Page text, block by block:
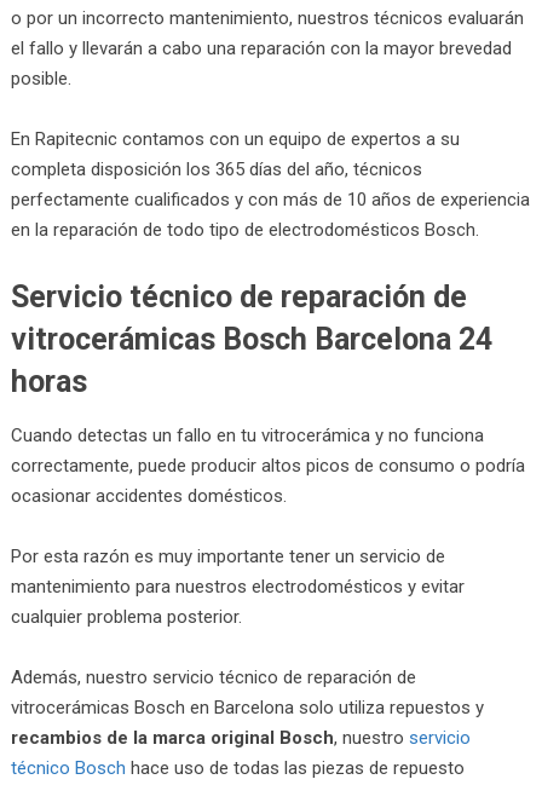
o por un incorrecto mantenimiento, nuestros técnicos evaluarán
el fallo y llevarán a cabo una reparación con la mayor brevedad
posible.
En Rapitecnic contamos con un equipo de expertos a su
completa disposición los 365 días del año, técnicos
perfectamente cualificados y con más de 10 años de experiencia
en la reparación de todo tipo de electrodomésticos Bosch.
Servicio técnico de reparación de
vitrocerámicas Bosch Barcelona 24
horas
Cuando detectas un fallo en tu vitrocerámica y no funciona
correctamente, puede producir altos picos de consumo o podría
ocasionar accidentes domésticos.
Por esta razón es muy importante tener un servicio de
mantenimiento para nuestros electrodomésticos y evitar
cualquier problema posterior.
Además, nuestro servicio técnico de reparación de
vitrocerámicas Bosch en Barcelona solo utiliza repuestos y
recambios de la marca original Bosch, nuestro servicio
técnico Bosch hace uso de todas las piezas de repuesto